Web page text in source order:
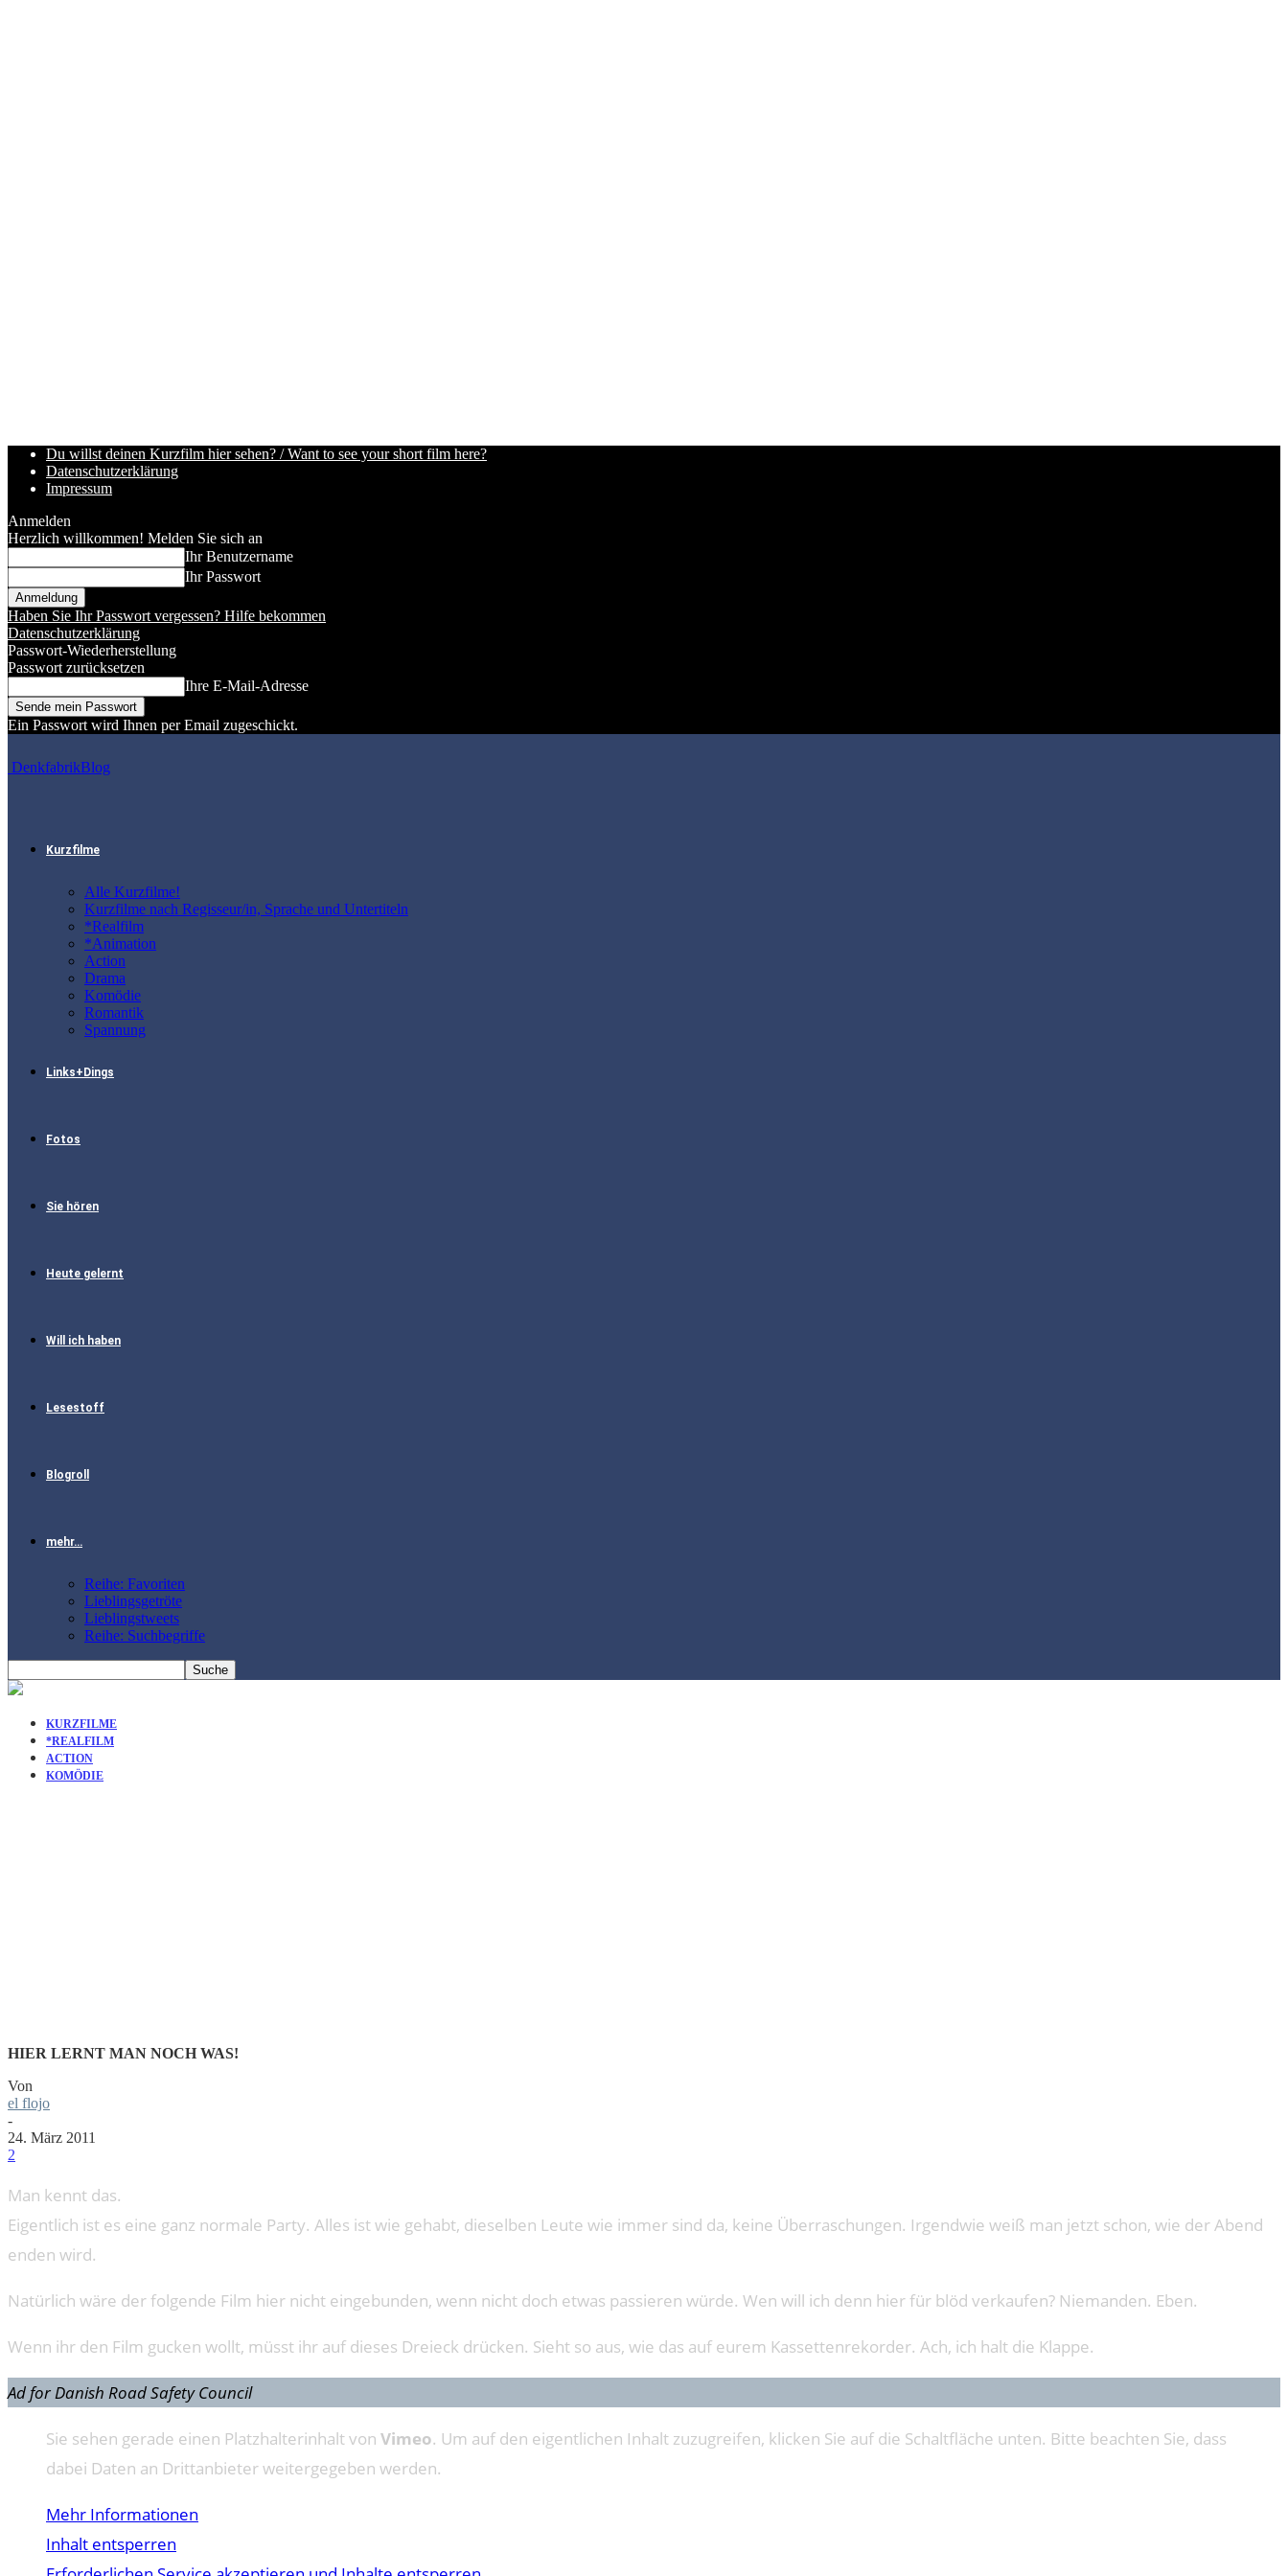
Du willst deinen Kurzfilm hier sehen? / Want to see your short film here?
Datenschutzerklärung
Impressum
Anmelden
Herzlich willkommen! Melden Sie sich an
Ihr Benutzername
Ihr Passwort
Haben Sie Ihr Passwort vergessen? Hilfe bekommen
Datenschutzerklärung
Passwort-Wiederherstellung
Passwort zurücksetzen
Ihre E-Mail-Adresse
Ein Passwort wird Ihnen per Email zugeschickt.
DenkfabrikBlog
Kurzfilme
Alle Kurzfilme!
Kurzfilme nach Regisseur/in, Sprache und Untertiteln
*Realfilm
*Animation
Action
Drama
Komödie
Romantik
Spannung
Links+Dings
Fotos
Sie hören
Heute gelernt
Will ich haben
Lesestoff
Blogroll
mehr…
Reihe: Favoriten
Lieblingsgetröte
Lieblingstweets
Reihe: Suchbegriffe
KURZFILME
*REALFILM
ACTION
KOMÖDIE
HIER LERNT MAN NOCH WAS!
Von
el flojo
-
24. März 2011
2
Man kennt das.
Eigentlich ist es eine ganz normale Party. Alles ist wie gehabt, dieselben Leute wie immer sind da, keine Überraschungen. Irgendwie weiß man jetzt schon, wie der Abend
enden wird.
Natürlich wäre der folgende Film hier nicht eingebunden, wenn nicht doch etwas passieren würde. Wen will ich denn hier für blöd verkaufen? Niemanden. Eben.
Wenn ihr den Film gucken wollt, müsst ihr auf dieses Dreieck drücken. Sieht so aus, wie das auf eurem Kassettenrekorder. Ach, ich halt die Klappe.
Ad for Danish Road Safety Council
Sie sehen gerade einen Platzhalterinhalt von Vimeo. Um auf den eigentlichen Inhalt zuzugreifen, klicken Sie auf die Schaltfläche unten. Bitte beachten Sie, dass
dabei Daten an Drittanbieter weitergegeben werden.
Mehr Informationen
Inhalt entsperren